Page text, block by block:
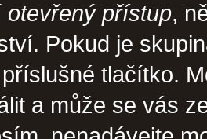
otevřený přístup,
Pokud je
tlačítko.
a může se vás